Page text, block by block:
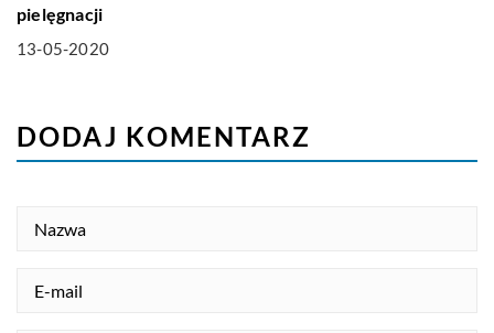
pielęgnacji
13-05-2020
DODAJ KOMENTARZ